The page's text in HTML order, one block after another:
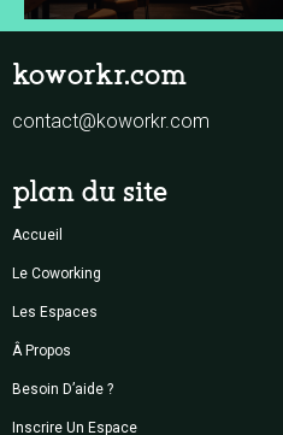
koworkr.com
contact@koworkr.com
plan du site
Accueil
Le Coworking
Les Espaces
Â Propos
Besoin D’aide ?
Inscrire Un Espace